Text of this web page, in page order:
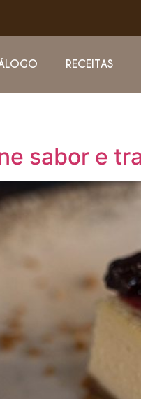
RECEITAS
sabor e